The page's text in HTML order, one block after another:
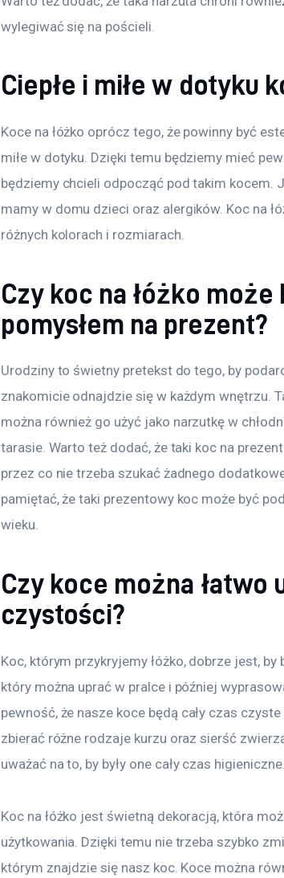
wylegiwać się na pościeli.
Ciepłe i miłe w dotyku
Koce na łóżko oprócz tego, że powinny być
miłe w dotyku. Dzięki temu będziemy mieć
będziemy chcieli odpocząć pod takim kocem.
mamy w domu dzieci oraz alergików. Koc na
różnych kolorach i rozmiarach.
Czy koc na łóżko
pomysłem na prezent?
Urodziny to świetny pretekst do tego, by
znakomicie odnajdzie się w każdym wnętrzu.
można również go użyć jako narzutkę w
tarasie. Warto też dodać, że taki koc na
przez co nie trzeba szukać żadnego
pamiętać, że taki prezentowy koc może być
wieku.
Czy koce można łatwo
czystości?
Koc, którym przykryjemy łóżko, dobrze jest, by
który można uprać w pralce i później
pewność, że nasze koce będą cały czas
zbierać różne rodzaje kurzu oraz sierść
uważać na to, by były one cały czas higieniczne.
Koc na łóżko jest świetną dekoracją, która
użytkowania. Dzięki temu nie trzeba szybko
którym znajdzie się nasz koc. Koce można